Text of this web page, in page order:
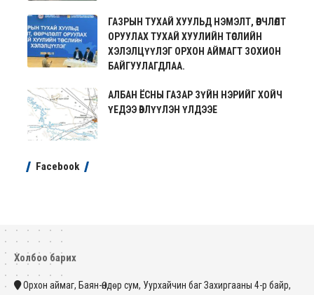
ГАЗРЫН ТУХАЙ ХУУЛЬД НЭМЭЛТ, ӨӨРЧЛӨЛТ
ОРУУЛАХ ТУХАЙ ХУУЛИЙН ТӨСЛИЙН
ХЭЛЭЛЦҮҮЛЭГ ОРХОН АЙМАГТ ЗОХИОН
БАЙГУУЛАГДЛАА.
АЛБАН ЁСНЫ ГАЗАР ЗҮЙН НЭРИЙГ ХОЙЧ
ҮЕДЭЭ ӨВЛҮҮЛЭН ҮЛДЭЭЕ
Facebook
Холбоо барих
Орхон аймаг, Баян-Өндөр сум, Уурхайчин баг Захиргааны 4-р байр,